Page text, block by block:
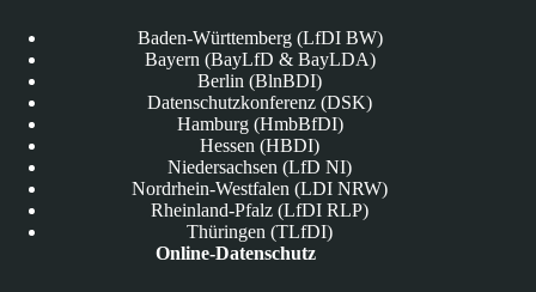
Baden-Württemberg (LfDI BW)
Bayern (BayLfD & BayLDA)
Berlin (BlnBDI)
Datenschutzkonferenz (DSK)
Hamburg (HmbBfDI)
Hessen (HBDI)
Niedersachsen (LfD NI)
Nordrhein-Westfalen (LDI NRW)
Rheinland-Pfalz (LfDI RLP)
Thüringen (TLfDI)
Online-Datenschutz